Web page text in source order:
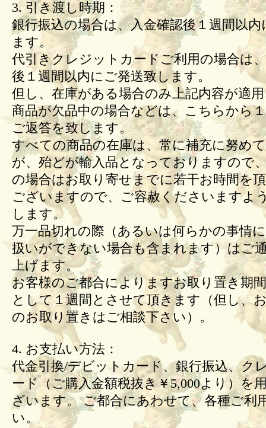
3. 引き渡し時期：
銀行振込の場合は、入金確認後１週間以内
ます。
代引きクレジットカードご利用の場合は
後１週間以内にご発送致します。
但し、在庫がある場合のみ上記内容が適
商品が欠品中の場合などは、こちらから
ご返答を致します。
すべての商品の在庫は、常に補充に努め
が、殆どが輸入品となっておりますので
の場合はお取り寄せまでに若干お時間を
ございますので、ご容赦くださいますよ
します。
万一品切れの際（あるいは何らかの事情
扱いができない場合も含まれます）はご
上げます。
お客様のご都合によりますお取り置き期
として１週間とさせて頂きます（但し、
のお取り置きはご相談下さい）。
4. お支払い方法：
代金引換/デビットカード、銀行振込、ク
ード（ご購入金額税抜き￥5,000より）を
ざいます。 ご都合にあわせて、各種ご利
い。